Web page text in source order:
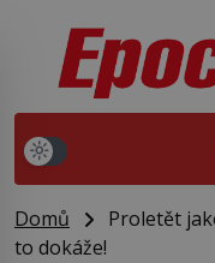
Domů
Proletět
to dokáže!